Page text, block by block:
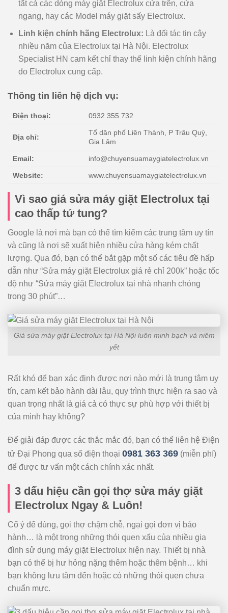
tất cả các dòng máy giặt Electrolux cửa trên, cửa
ngang, hay các Model máy giặt sấy Electrolux.
Linh kiện chính hãng Electrolux: Là đối tác tin cậy
nhiều năm của Electrolux tại Hà Nội. Electrolux
Specialist HN cam kết chỉ thay thế linh kiện chính hãng
do Electrolux cung cấp.
Thông tin liên hệ dịch vụ:
Điện thoại: 0932 355 732
Địa chỉ:
Tổ dân phố Liên Thành, P Trâu Quỳ,
Gia Lâm
Email: info@chuyensuamaygiatelectrolux.vn
Website: www.chuyensuamaygiatelectrolux.vn
Vì sao giá sửa máy giặt Electrolux tại
cao thấp tứ tung?
Google là nơi mà bạn có thể tìm kiếm các trung tâm uy tín
và cũng là nơi sẽ xuất hiện nhiều cửa hàng kém chất
lượng. Qua đó, bạn có thể bắt gặp một số các tiêu đề hấp
dẫn như “Sửa máy giặt Electrolux giá rẻ chỉ 200k” hoặc tốc
độ như “Sửa máy giặt Electrolux tại nhà nhanh chóng
trong 30 phút”…
Giá sửa máy giặt Electrolux tại Hà Nội luôn minh bạch và niêm
yết
Rất khó để bạn xác định được nơi nào mới là trung tâm uy
tín, cam kết bảo hành dài lâu, quy trình thực hiện ra sao và
quan trọng nhất là giá cả có thực sự phù hợp với thiết bị
của mình hay không?
Để giải đáp được các thắc mắc đó, bạn có thể liên hệ Điện
tử Đại Phong qua số điện thoại 0981 363 369 (miễn phí)
để được tư vấn một cách chính xác nhất.
3 dấu hiệu cần gọi thợ sửa máy giặt
Electrolux Ngay & Luôn!
Cố ý để dùng, gọi thợ chậm chễ, ngại gọi đơn vị bảo
hành… là một trong những thói quen xấu của nhiều gia
đình sử dụng máy giặt Electrolux hiện nay. Thiết bị nhà
bạn có thể bị hư hỏng nặng thêm hoặc thêm bệnh… khi
bạn không lưu tâm đến hoặc có những thói quen chưa
chuẩn mực.